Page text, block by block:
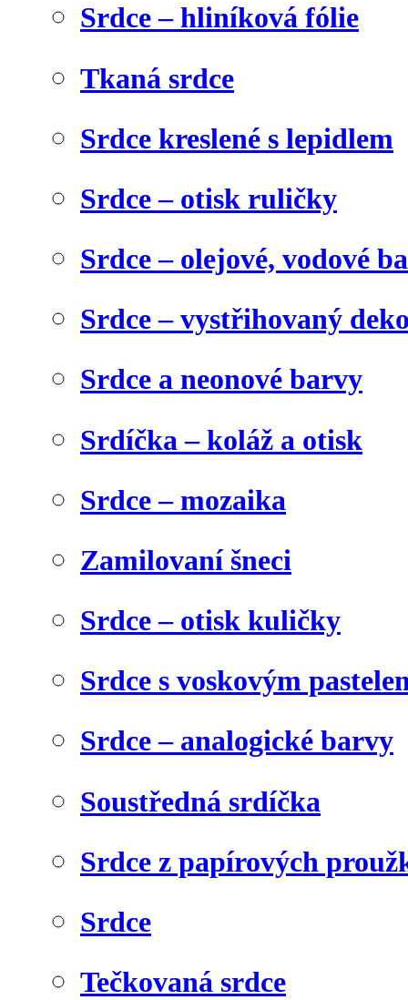
Srdce – hliníková fólie
Tkaná srdce
Srdce kreslené s lepidlem
Srdce – otisk ruličky
Srdce – olejové, vodové
Srdce – vystřihovaný
Srdce a neonové barvy
Srdíčka – koláž a otisk
Srdce – mozaika
Zamilovaní šneci
Srdce – otisk kuličky
Srdce s voskovým
Srdce – analogické barvy
Soustředná srdíčka
Srdce z papírových
Srdce
Tečkovaná srdce